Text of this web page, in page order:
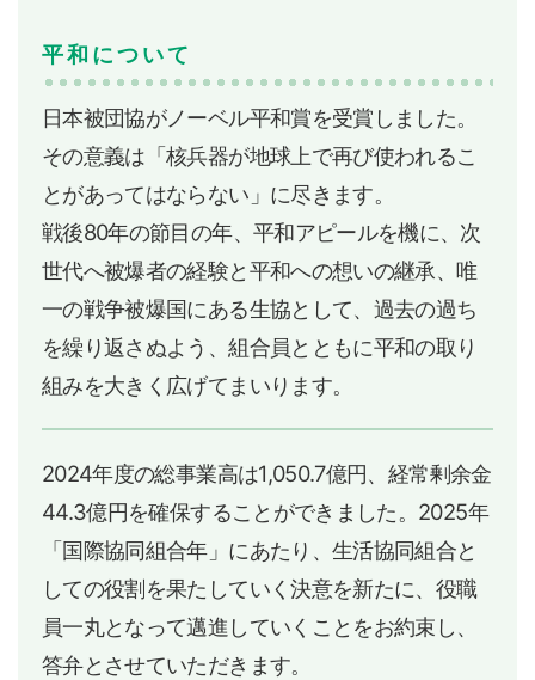
平和について
日本被団協がノーベル平和賞を受賞しました。
その意義は「核兵器が地球上で再び使われるこ
とがあってはならない」に尽きます。
戦後80年の節目の年、平和アピールを機に、次
世代へ被爆者の経験と平和への想いの継承、唯
一の戦争被爆国にある生協として、過去の過ち
を繰り返さぬよう、組合員とともに平和の取り
組みを大きく広げてまいります。
2024年度の総事業高は1,050.7億円、経常剰余金
44.3億円を確保することができました。2025年
「国際協同組合年」にあたり、生活協同組合と
しての役割を果たしていく決意を新たに、役職
員一丸となって邁進していくことをお約束し、
答弁とさせていただきます。